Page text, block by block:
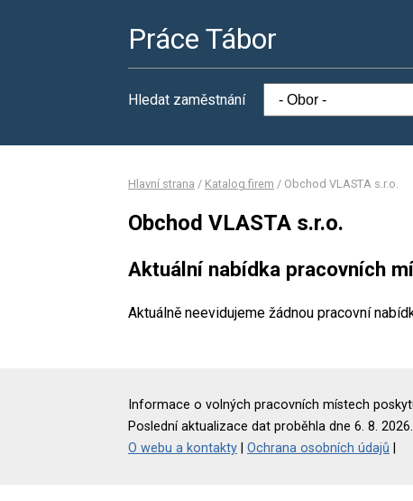
Práce Tábor
Hledat zaměstnání
Hlavní strana / Katalog firem / Obchod VLASTA s.r.o.
Obchod VLASTA s.r.o.
Aktuální nabídka pracovních
Aktuálně neevidujeme žádnou pracovní
Informace o volných pracovních místech
Poslední aktualizace dat proběhla dne 6. 8. 2026.
O webu a kontakty
Ochrana osobních údajů